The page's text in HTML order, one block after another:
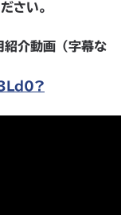
さい。
介動画（字幕な